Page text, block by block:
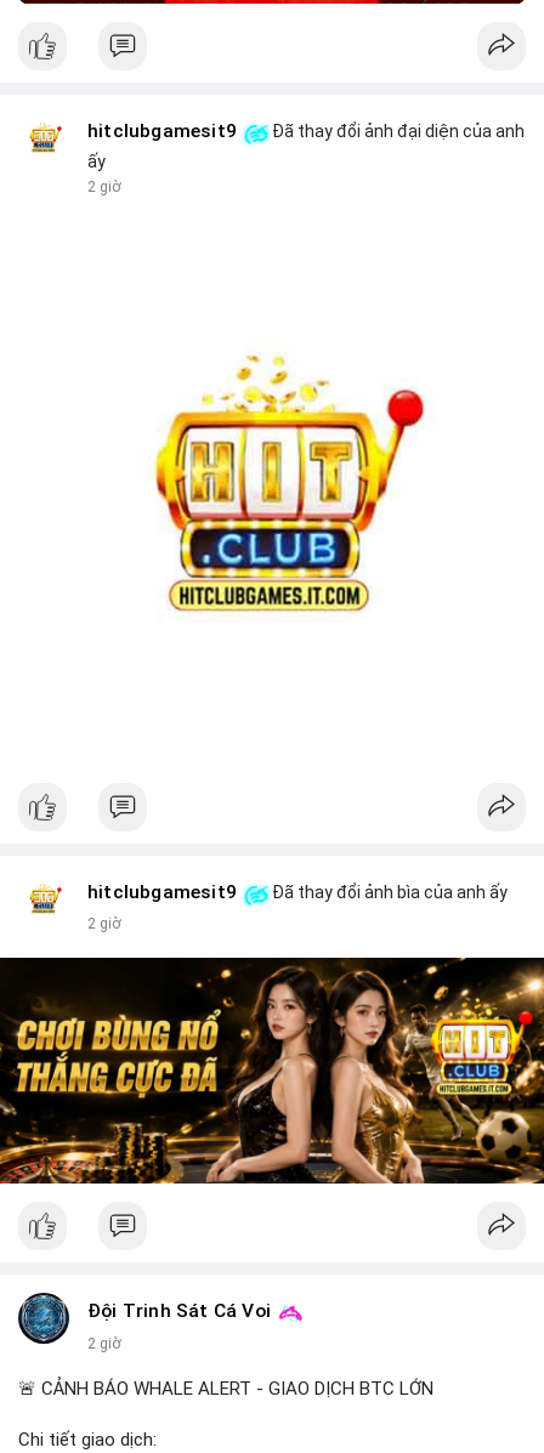
hitclubgamesit9
Đã thay đổi ảnh đại diện của anh
ấy
2 giờ
hitclubgamesit9 Đã thay đổi ảnh bìa của anh ấy
2 giờ
Đội Trinh Sát Cá Voi
2 giờ
🚨 CẢNH BÁO WHALE ALERT - GIAO DỊCH BTC LỚN
Chi tiết giao dịch: